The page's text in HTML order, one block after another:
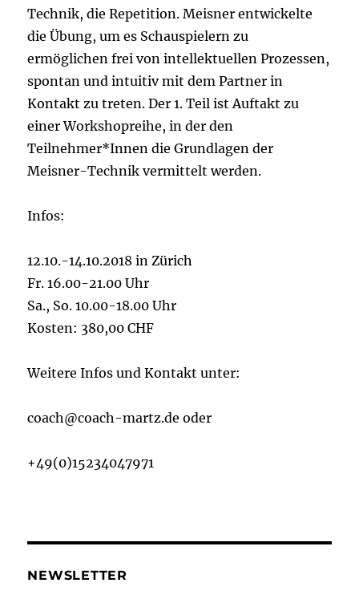
Technik, die Repetition. Meisner entwickelte
die Übung, um es Schauspielern zu
ermöglichen frei von intellektuellen Prozessen,
spontan und intuitiv mit dem Partner in
Kontakt zu treten. Der 1. Teil ist Auftakt zu
einer Workshopreihe, in der den
Teilnehmer*Innen die Grundlagen der
Meisner-Technik vermittelt werden.
Infos:
12.10.-14.10.2018 in Zürich
Fr. 16.00-21.00 Uhr
Sa., So. 10.00-18.00 Uhr
Kosten: 380,00 CHF
Weitere Infos und Kontakt unter:
coach@coach-martz.de oder
+49(0)15234047971
NEWSLETTER